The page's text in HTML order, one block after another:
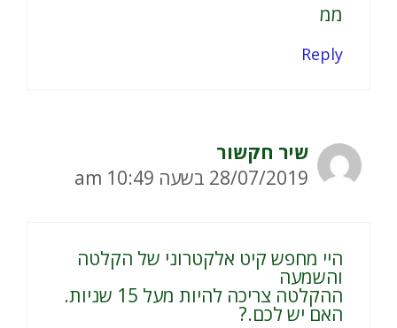
ממ
Reply
שיר חקשור
28/07/2019 בשעה 10:49 am
היי מחפש קיט אלקטרוני של הקלטה
והשמעה
ההקלטה צריכה להיות מעל 15 שניות.
האם יש לכם.?